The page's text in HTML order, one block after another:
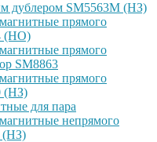
дублером SM5563M (НЗ)
прямого
(НО)
прямого
SM8863
прямого
(НЗ)
для пара
непрямого
(НЗ)